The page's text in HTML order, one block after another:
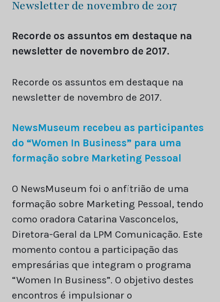
Newsletter de novembro de 2017
Recorde os assuntos em destaque na
newsletter de novembro de 2017.
Recorde os assuntos em destaque na
newsletter de novembro de 2017.
NewsMuseum recebeu as participantes
do “Women In Business” para uma
formação sobre Marketing Pessoal
O NewsMuseum foi o anfitrião de uma
formação sobre Marketing Pessoal, tendo
como oradora Catarina Vasconcelos,
Diretora-Geral da LPM Comunicação. Este
momento contou a participação das
empresárias que integram o programa
“Women In Business”. O objetivo destes
encontros é impulsionar o